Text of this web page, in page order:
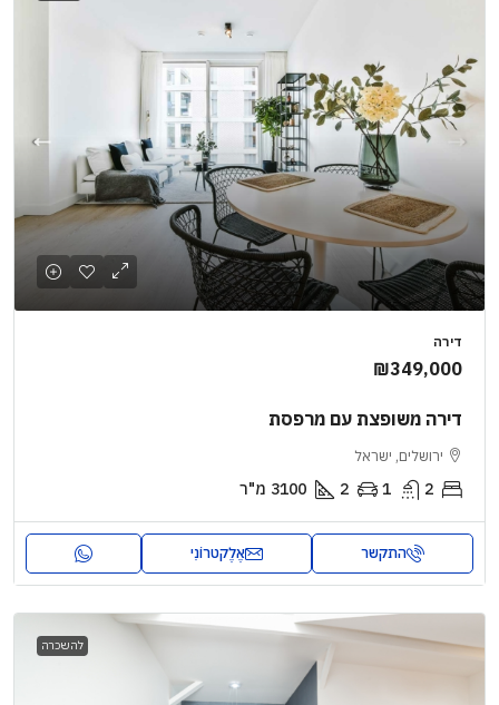
דירה
₪349,000
דירה משופצת עם מרפסת
ירושלים, ישראל
2
1
2
3100 מ"ר
התקשר אֶלֶקטרוֹנִי
להשכרה